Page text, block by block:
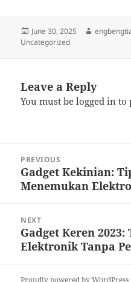
Posted
on
June 30, 2025 Author
Uncategorized
Leave a Reply
You must belogged in to
navigation
PREVIOUS
Previous
post:
Gadget Kekinian:
Menemukan
NEXT
Next
post:
Gadget Keren 2023:
Elektronik Tanpa
Proudly powered by WordPress